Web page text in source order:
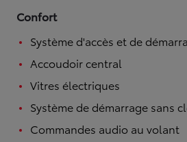
Confort
Système d'accès et de
Accoudoir central
Vitres électriques
Système de démarrage sans
Commandes audio au volant